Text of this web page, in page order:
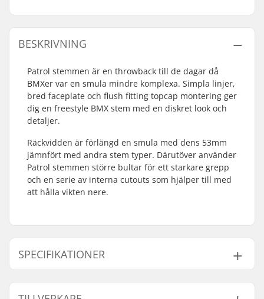
BESKRIVNING
Patrol stemmen är en throwback till de dagar då
BMXer var en smula mindre komplexa. Simpla linjer,
bred faceplate och flush fitting topcap montering ger
dig en freestyle BMX stem med en diskret look och
detaljer.
Räckvidden är förlängd en smula med dens 53mm
jämnfört med andra stem typer. Därutöver använder
Patrol stemmen större bultar för ett starkare grepp
och en serie av interna cutouts som hjälper till med
att hålla vikten nere.
SPECIFIKATIONER
Stem typ/Längd:
53mm